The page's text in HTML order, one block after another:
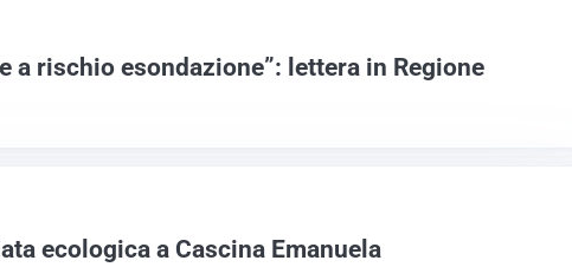
a rischio esondazione”: lettera in Regione
ecologica a Cascina Emanuela